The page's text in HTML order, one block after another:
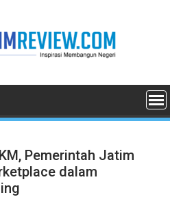
Pemerintah Jatim
dalam